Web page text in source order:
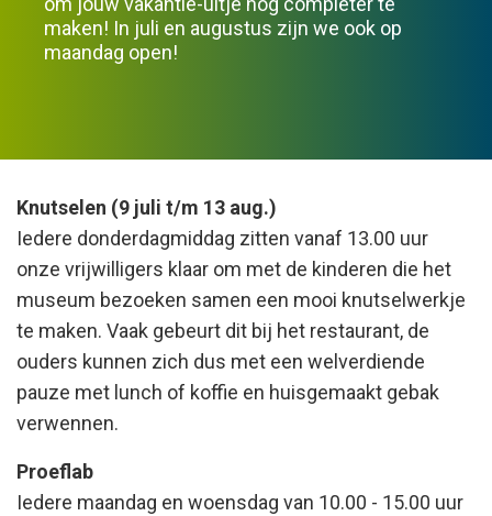
maken! In juli en augustus zijn we ook op
maandag open!
Knutselen (9 juli t/m 13 aug.)
Iedere donderdagmiddag zitten vanaf 13.00 uur
onze vrijwilligers klaar om met de kinderen die het
museum bezoeken samen een mooi knutselwerkje
te maken. Vaak gebeurt dit bij het restaurant, de
ouders kunnen zich dus met een welverdiende
pauze met lunch of koffie en huisgemaakt gebak
verwennen.
Proeflab
Iedere maandag en woensdag van 10.00 - 15.00 uur